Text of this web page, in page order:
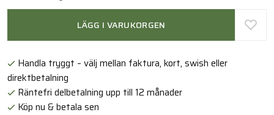
LÄGG I VARUKORGEN
Handla tryggt – välj mellan faktura, kort, swish eller
direktbetalning
Räntefri delbetalning upp till 12 månader
Köp nu & betala sen